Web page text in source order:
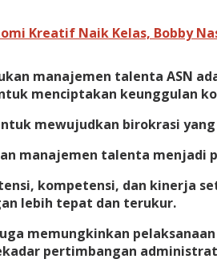
Kreatif Naik Kelas, Bobby
manajemen talenta ASN
menciptakan keunggulan
mewujudkan birokrasi
manajemen talenta menjadi
kompetensi, dan kinerja
lebih tepat dan terukur.
memungkinkan
pertimbangan